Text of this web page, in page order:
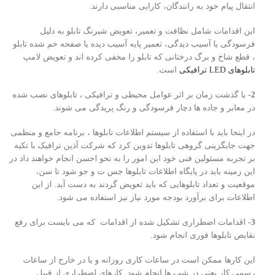
انتقال پیام خود به رانندگان، کارایی مناسبی دارند.
این اقدامات شامل نظافت و تعمیر، تعویض شبرنگ تابلو به دلیل
فرسودگی یا آسیب دیدگی، تعمیر پایه آسیب دیده یا صفحه خم شده تابلو
، قطع شاخ و برگ درختانی که تابلو را مخفی کرده اند و تعویض لامپ
تابلوهای LED ترافیکی
است.
2-
با گذشت زمان بر اثر عوامل محیطی و ترافیکی ، تابلوهای نصب شده
در معابر و جاده ها دچار فرسودگی و رنگ پریدگی می شوند.
در اینجا باید با استفاده از سیستم اطلاعات تابلوها ، برنامه جامع و منظمی
جهت جایگزینی گروهی تابلوها تدوین کرد که شرکت آذین ترافیک با تکیه
بر تجربه مسئولین فنی خود این امور را به نحو احسن انجام خواهند داد در
این زمینه باید در پایگاه اطلاعات تابلوها جس ت و جو شود تا سن،
موقعیت و تعداد تابلوهایی که باید تعویض گردند به دست آید. از این
اطلاعات برای برآورد بودجه مورد نیاز نیز استفاده می شود.
3-
اقدامات اضطراری تشکیل شده از اقدامات که می بایست برای رفع
نقایص تابلوها فوری انجام شود.
این کارها ممکن است در ساعات کاری روزانه و یا در خارج از ساعات
رسمی کار یعنی در شب ها انجام شود. کارهای اضطراری از قبیل